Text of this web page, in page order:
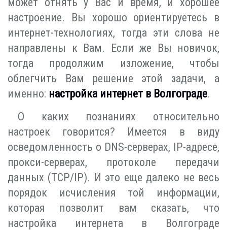
настроение. Вы хорошо ориентируетесь в
интернет-технологиях, тогда эти слова не
направлены к Вам. Если же Вы новичок,
тогда продолжим изложение, чтобы
облегчить Вам решение этой задачи, а
именно: настройка интернет в Волгограде.
О каких познаниях относительно
настроек говорится? Имеется в виду
осведомленность о DNS-серверах, IP-адресе,
прокси-серверах, протоколе передачи
данных (TCP/IP). И это еще далеко не весь
порядок исчисления той информации,
которая позволит вам сказать, что
настройка интернета в Волгограде